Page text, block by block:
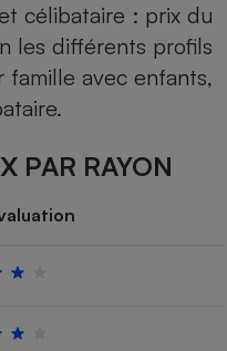
célibataire : prix du
les différents profils
famille avec enfants,
PAR RAYON